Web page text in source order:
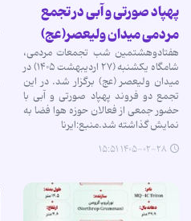
پهپاد صورتی و آبی در تجمع
مردمی میدان ولیعصر(عج)
هفتادوهشتمین شب تجمعات مردمی،
شامگاه یکشنبه (۲۷ اردیبهشت ۱۴۰۵) در
میدان ولیعصر (عج) برگزار شد. در این
تجمع دو فروند پهپاد صورتی و آبی با
حضور جمعی از فعالان حوزه هوا فضا به
نمایش گذاشته شد.منبع:ایرنا
۱۴۰۵-۰۲-۲۸ ۱۵:۵۱